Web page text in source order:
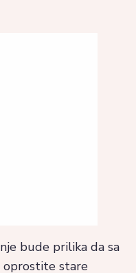
bude prilika da sa
oprostite stare